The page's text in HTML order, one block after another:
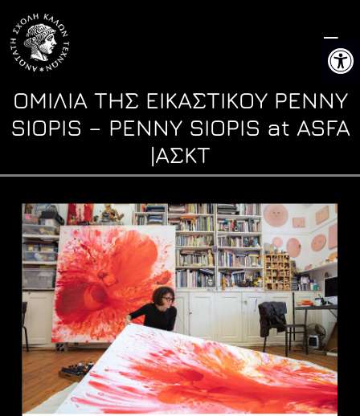
content
ΟΜΙΛΙΑ ΤΗΣ ΕΙΚΑΣΤΙΚΟΥ PENNY
SIOPIS – PENNY SIOPIS at ASFA
|ΑΣΚΤ